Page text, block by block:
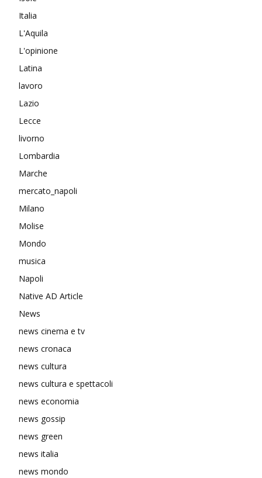
Italia
L'Aquila
L'opinione
Latina
lavoro
Lazio
Lecce
livorno
Lombardia
Marche
mercato_napoli
Milano
Molise
Mondo
musica
Napoli
Native AD Article
News
news cinema e tv
news cronaca
news cultura
news cultura e spettacoli
news economia
news gossip
news green
news italia
news mondo